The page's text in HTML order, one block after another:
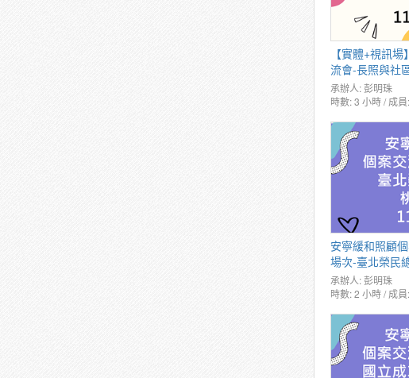
【實體+視訊
流會-長照與社
承辦人:彭明珠
時數: 3 小時 / 成
安寧緩和照顧
場次-臺北榮民
承辦人:彭明珠
時數: 2 小時 / 成